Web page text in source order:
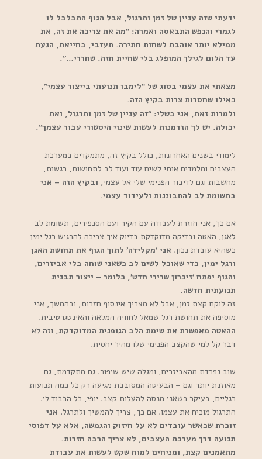
ידעתי שזה עניין של זמן ותרגול, אבל הגוף התבלבל לו
לגמרי והנפש התבאסה ואמרה: “מה את צריכה את זה, את
ממילא יותר אוהבת לשחות חתירה. תעזבי, בחייאת, הגעת
עד הלום לגילך המופלג בלי שחיית חזה. שחררי…”.
מצאתי את עצמי בסוג של “לימבו תנועתי בייצור עצמי”,
כאילו שחסרות צרות בקיץ הזה.
ולמרות זאת, אני בשלי: “זה עניין של זמן ותרגול, ואת
יכולה. יש לך הזדמנות לעשות שינוי היסטורי עבור עצמך”.
לימודי בשנים האחרונות, כולל בקיץ זה, מתמקדים במערכת
העצבים ומלמדים אותי לשים עוד ועוד לב לתחושות, רגשות,
מחשבות וגם לדיבור הפנימי שלי אל עצמי, ובקיץ הזה – אני
בתשומת לב להתבוננות ולעידוד עצמי.
אם כך, אני חוזרת לעבודה עם הקיר ועם הסנפירים, תשומת לב
לאגן, האטה ובדיקה מדוקדקת בדיוק איך צריכה להרגיש רגל ימין
כשהיא עובדת נכון. אני ‘מקלידה’ לתוך הגוף את תחושת האגן
ורגל ימין, כדי שאוכל לשים לב כשאני שוחה בלי אביזרים,
והגוף יפתח ‘זיכרון שרירי חדש’, כלומר – ייצור תבנית
תנועתית חדשה.
זה לוקח קצת זמן, אבל לא מצריך אינסוף חזרות, ובהמשך, אני
מוסיפה את תחושת רגל שמאל לחוויה המלאה והאינטגרטיבית.
ההאטה מאפשרת את שימת הלב הגופנית המדוקדקת, וזה לא
דבר קל למי שהקצב הפנימי שלו מהיר יחסית.
שוב נפרדת מהאביזרים, ומגלה שיש שיפור. גם מתקדמת, גם
מאוזנת יותר וגם – הבעיטה המסובבת מגיעה רק כל כמה תנועות
רגליים, בעיקר כשאני מנסה להעלות קצב. יופי, כל הכבוד לי.
התרגול מוכיח את עצמו. אם כך, צריך להמשיך ולתרגל. אני
זוכרת שכאשר עובדים לא על חיזוק והגמשה, אלא על דפוסי
תנועה דרך מערכת העצבים, לא צריך הרבה חזרות.
מתאמנים קצת, ומניחים למוח שקט לעשות את עבודת